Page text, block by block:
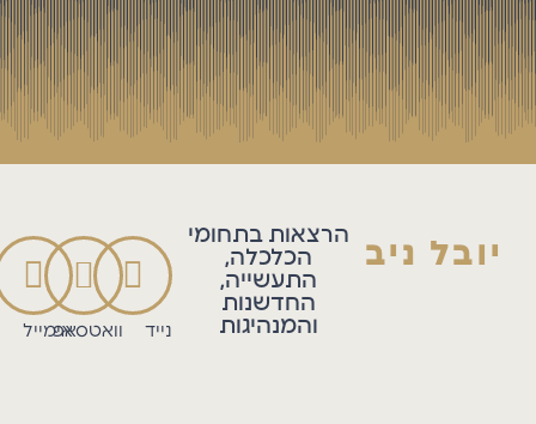
יובל ניב
הרצאות בתחומי
הכלכלה,
התעשייה,
החדשנות
והמנהיגות
נייד וואטסאפאימייל